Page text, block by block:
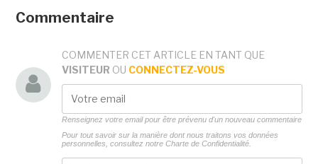
Commentaire
COMMENTER CET ARTICLE EN TANT QUE
VISITEUR OU CONNECTEZ-VOUS
Renseignez votre email pour être prévenu d'un nouveau commentaire
Pour tout savoir sur la manière dont nous traitons vos données
personnelles, consultez notre Charte de Confidentialité.